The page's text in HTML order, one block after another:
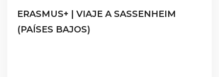
ERASMUS+ | VIAJE A SASSENHEIM
(PAÍSES BAJOS)